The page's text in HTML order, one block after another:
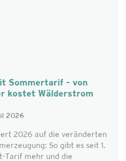
Sommertarif – von
kostet Wälderstrom
2026
2026 auf die veränderten
So gibt es seit 1.
Tarif mehr und die